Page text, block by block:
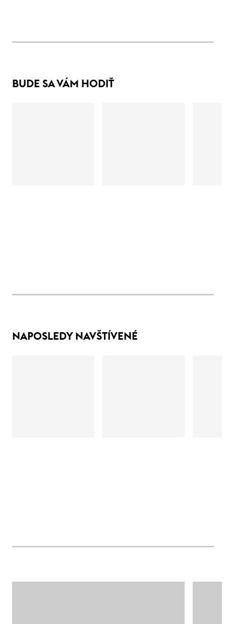
BUDE SA VÁM HODIŤ
NAPOSLEDY NAVŠTÍVENÉ